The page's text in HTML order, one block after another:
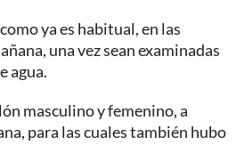
ya es habitual, en las
una vez sean examinadas
agua.
masculino y femenino, a
para las cuales también hubo